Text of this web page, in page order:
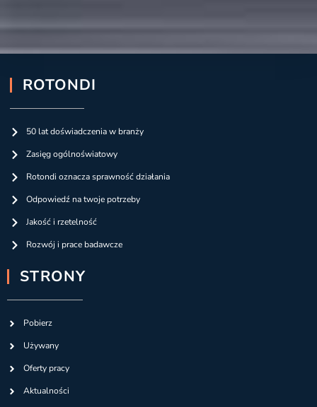
ROTONDI
50 lat doświadczenia w branży
Zasięg ogólnoświatowy
Rotondi oznacza sprawność działania
Odpowiedź na twoje potrzeby
Jakość i rzetelność
Rozwój i prace badawcze
STRONY
Pobierz
Używany
Oferty pracy
Aktualności